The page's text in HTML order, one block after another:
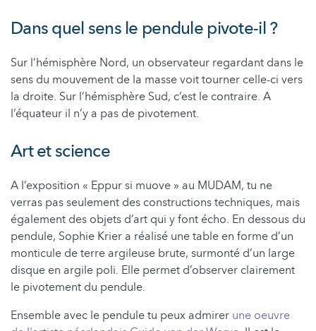
Dans quel sens le pendule pivote-il ?
Sur l’hémisphère Nord, un observateur regardant dans le
sens du mouvement de la masse voit tourner celle-ci vers
la droite. Sur l’hémisphère Sud, c’est le contraire. A
l’équateur il n’y a pas de pivotement.
Art et science
A l’exposition « Eppur si muove » au MUDAM, tu ne
verras pas seulement des constructions techniques, mais
également des objets d’art qui y font écho. En dessous du
pendule, Sophie Krier a réalisé une table en forme d’un
monticule de terre argileuse brute, surmonté d’un large
disque en argile poli. Elle permet d’observer clairement
le pivotement du pendule.
Ensemble avec le pendule tu peux admirer une oeuvre